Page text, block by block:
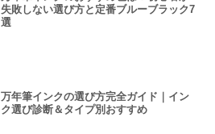
失敗しない選び方と定番ブルーブラック7
選
万年筆インクの選び方完全ガイド｜イン
ク選び診断＆タイプ別おすすめ